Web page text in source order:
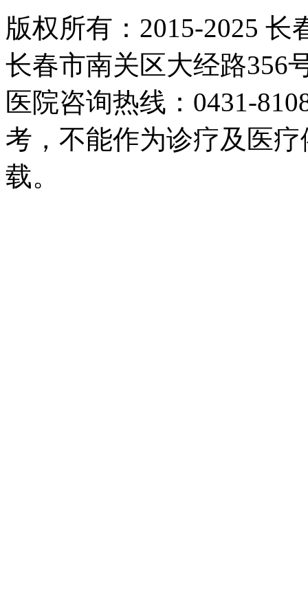
版权所有：2015-2025
长春市南关区大经路356
医院咨询热线：0431-
考，不能作为诊疗及医
载。